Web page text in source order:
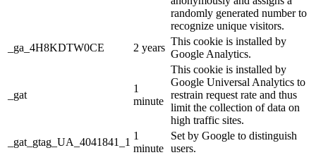
randomly generated number to
recognize unique visitors.
_ga_4H8KDTW0CE
2 years
This cookie is installed by
Google Analytics.
_gat
1
minute
This cookie is installed by
Google Universal Analytics to
restrain request rate and thus
limit the collection of data on
high traffic sites.
_gat_gtag_UA_4041841_1
1
minute
Set by Google to distinguish
users.